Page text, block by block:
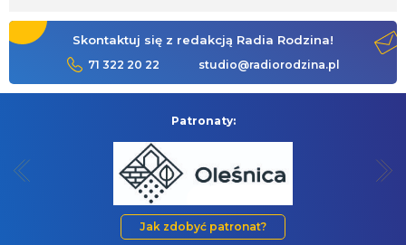
Skontaktuj się z redakcją Radia Rodzina!
71 322 20 22 studio@radiorodzina.pl
Patronaty:
Jak zdobyć patronat?